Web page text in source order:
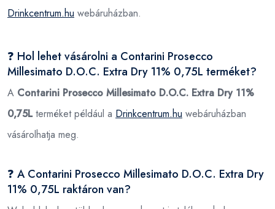
Drinkcentrum.hu webáruházban.
❓ Hol lehet vásárolni a Contarini Prosecco
Millesimato D.O.C. Extra Dry 11% 0,75L terméket?
A Contarini Prosecco Millesimato D.O.C. Extra Dry 11%
0,75Lterméket például a Drinkcentrum.hu webáruházban
vásárolhatja meg.
❓ A Contarini Prosecco Millesimato D.O.C. Extra Dry
11% 0,75L raktáron van?